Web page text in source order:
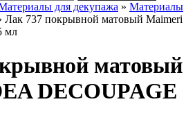
для декупажа » Материалы
Лак 737 покрывной матовый Maimeri
мл
матовый
DECOUPAGE